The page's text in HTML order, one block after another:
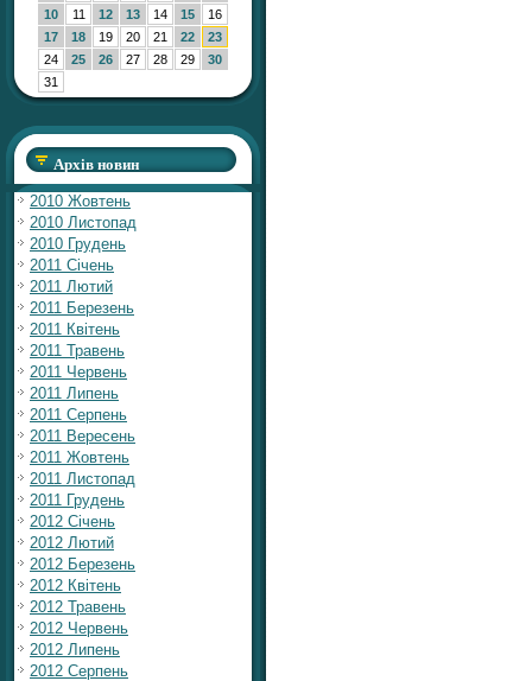
10
11 12 13 14 15
16
17
18 19 20 21 22
23
24
25 26 27 28 29
30
31
Архів новин
2010 Жовтень
2010 Листопад
2010 Грудень
2011 Січень
2011 Лютий
2011 Березень
2011 Квітень
2011 Травень
2011 Червень
2011 Липень
2011 Серпень
2011 Вересень
2011 Жовтень
2011 Листопад
2011 Грудень
2012 Січень
2012 Лютий
2012 Березень
2012 Квітень
2012 Травень
2012 Червень
2012 Липень
2012 Серпень